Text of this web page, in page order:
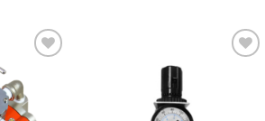
Add to
wishlist